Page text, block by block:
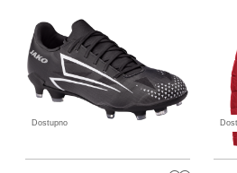
Dostupno